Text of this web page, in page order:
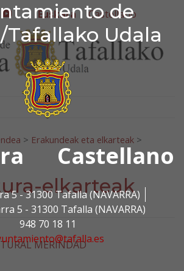
de
Tafallako Udala
Castellano
5 - 31300 Tafalla (NAVARRA)
5 - 31300 Tafalla (NAVARRA)
948 70 18 11
de
youtube
Euskara Castellano
> Erakundeak eta elkarteak >
elkarteak
MERINDAD